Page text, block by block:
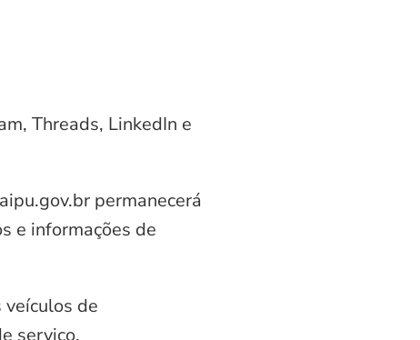
Threads, LinkedIn e
permanecerá
e informações de
de
serviço.